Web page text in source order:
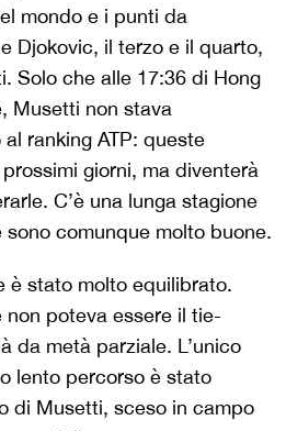
mondo e i punti da
Djokovic, il terzo e il quarto,
Solo che alle 17:36 di Hong
Musetti non stava
ranking ATP: queste
giorni, ma diventerà
C’è una lunga stagione
comunque molto buone.
è stato molto equilibrato.
non poteva essere il tie-
da metà parziale. L’unico
lento percorso è stato
di Musetti, sceso in campo